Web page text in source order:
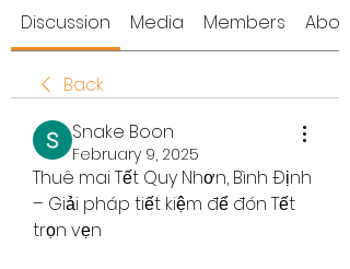
Discussion Media Members About
Back
Snake Boon
February 9, 2025
Thuê mai Tết Quy Nhơn, Bình Định
– Giải pháp tiết kiệm để đón Tết
trọn vẹn